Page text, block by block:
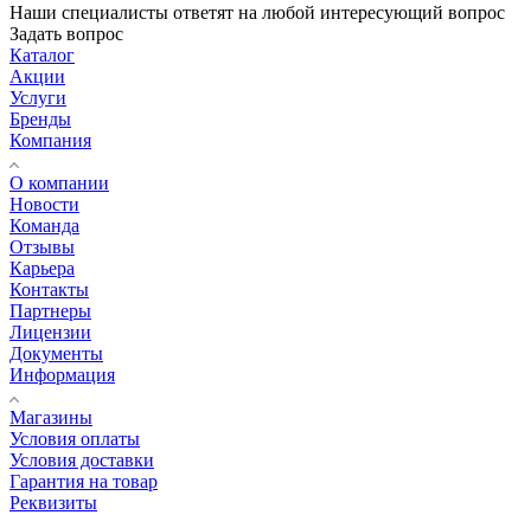
Наши специалисты ответят на любой интересующий вопрос
Задать вопрос
Каталог
Акции
Услуги
Бренды
Компания
О компании
Новости
Команда
Отзывы
Карьера
Контакты
Партнеры
Лицензии
Документы
Информация
Магазины
Условия оплаты
Условия доставки
Гарантия на товар
Реквизиты